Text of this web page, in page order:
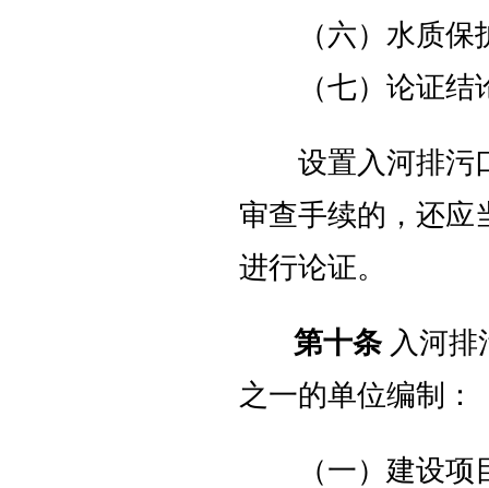
（六）水质保
（七）论证结
设置入河排污口
审查手续的，还应
进行论证。
第十条入河排
之一的单位编制：
（一）建设项